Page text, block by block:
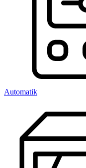
Automatik